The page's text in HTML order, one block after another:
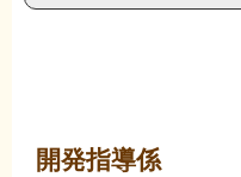
開発指導係